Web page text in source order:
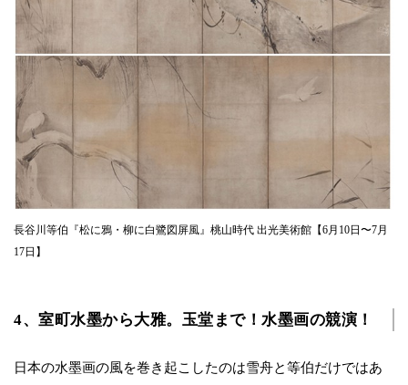
長谷川等伯『松に鴉・柳に白鷺図屏風』桃山時代 出光美術館【6月10日〜7月
17日】
4、室町水墨から大雅。玉堂まで！水墨画の競演！
日本の水墨画の風を巻き起こしたのは雪舟と等伯だけではあ